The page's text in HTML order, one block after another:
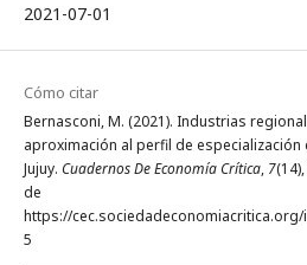
2021-07-01
Cómo citar
Bernasconi, M. (2021). Industrias
aproximación al perfil de
Jujuy. Cuadernos De Economía Crítica, 7
de
https://
5